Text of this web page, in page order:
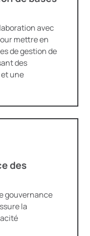
avec
mettre en
de gestion de
des
une
des
gouvernance
la